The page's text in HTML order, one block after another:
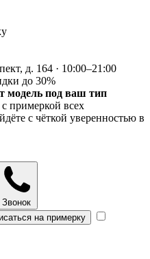
д. 164 · 10:00–21:00
до 30%
модель под ваш тип
примеркой всех
с чёткой уверенностью в
Звонок
на примерку